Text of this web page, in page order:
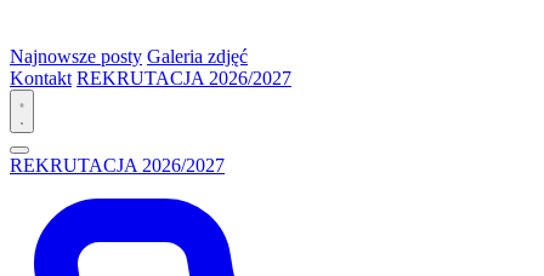
Najnowsze posty Galeria zdjęć
Kontakt REKRUTACJA 2026/2027
REKRUTACJA 2026/2027